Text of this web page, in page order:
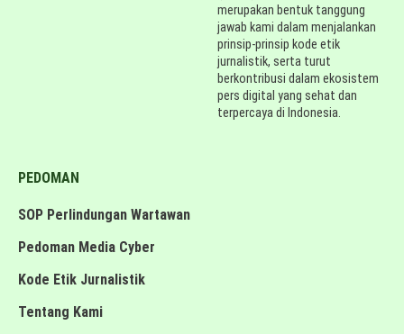
merupakan bentuk tanggung
jawab kami dalam menjalankan
prinsip-prinsip kode etik
jurnalistik, serta turut
berkontribusi dalam ekosistem
pers digital yang sehat dan
terpercaya di Indonesia.
PEDOMAN
SOP Perlindungan Wartawan
Pedoman Media Cyber
Kode Etik Jurnalistik
Tentang Kami